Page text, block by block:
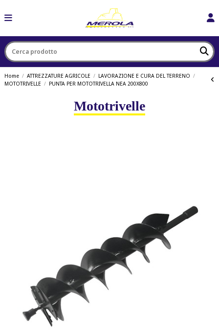
Home ATTREZZATURE AGRICOLE
LAVORAZIONE E CURA DEL TERRENO
MOTOTRIVELLE
PUNTA PER MOTOTRIVELLA NEA 200X800
Mototrivelle